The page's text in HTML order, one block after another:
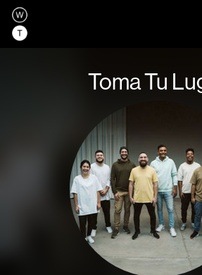
Toma Tu